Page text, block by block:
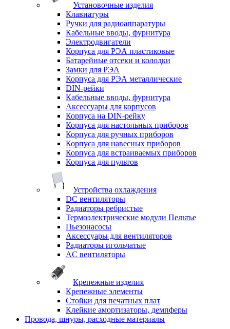
Установочные изделия
Клавиатуры
Ручки для радиоаппаратуры
Кабельные вводы, фурнитура
Электродвигатели
Корпуса для РЭА пластиковые
Батарейные отсеки и колодки
Замки для РЭА
Корпуса для РЭА металлические
DIN-рейки
Кабельные вводы, фурнитура
Аксессуары для корпусов
Корпуса на DIN-рейку
Корпуса для настольных приборов
Корпуса для ручных приборов
Корпуса для навесных приборов
Корпуса для встраиваемых приборов
Корпуса для пультов
Устройства охлаждения
DC вентиляторы
Радиаторы ребристые
Термоэлектрические модули Пельтье
Пьезонасосы
Аксессуары для вентиляторов
Радиаторы игольчатые
AC вентиляторы
Крепежные изделия
Крепежные элементы
Стойки для печатных плат
Клейкие амортизаторы, демпферы
Провода, шнуры, расходные материалы